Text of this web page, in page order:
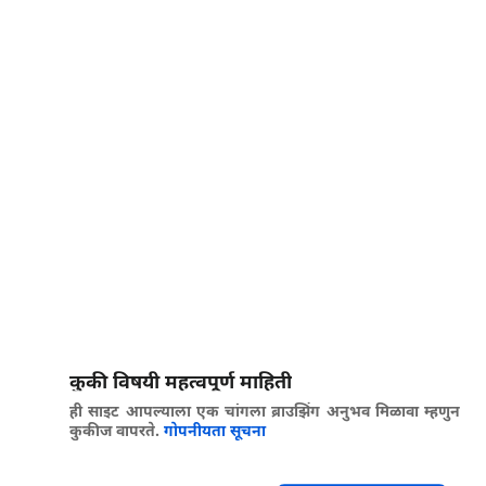
कुकी विषयी महत्वपूर्ण माहिती
ही साइट आपल्याला एक चांगला ब्राउझिंग अनुभव मिळावा म्हणुन
कुकीज वापरते. गोपनीयता सूचना